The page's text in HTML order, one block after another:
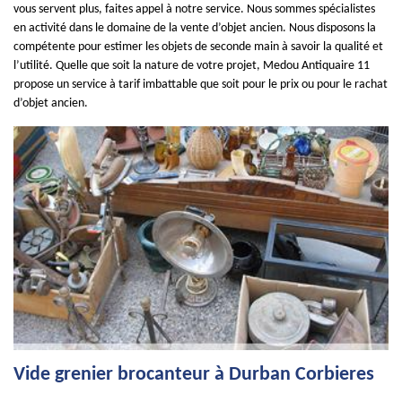
vous servent plus, faites appel à notre service. Nous sommes spécialistes
en activité dans le domaine de la vente d’objet ancien. Nous disposons la
compétente pour estimer les objets de seconde main à savoir la qualité et
l’utilité. Quelle que soit la nature de votre projet, Medou Antiquaire 11
propose un service à tarif imbattable que soit pour le prix ou pour le rachat
d’objet ancien.
Vide grenier brocanteur à Durban Corbieres